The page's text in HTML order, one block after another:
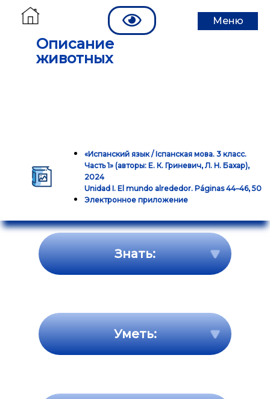
Описание
животных
Меню
«Испанский язык / Iспанская мова. 3 класс.
Часть 1» (авторы: Е. К. Гриневич, Л. Н. Бахар),
2024
Unidad I. El mundo alrededor. Páginas 44–46, 50
Электронное приложение
Знать:
Уметь: